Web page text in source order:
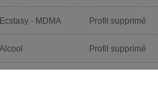
Ecstasy - MDMA Profil supprimé
Alcool Profil supprimé